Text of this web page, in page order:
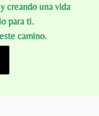
creando una vida
para ti.
camino.